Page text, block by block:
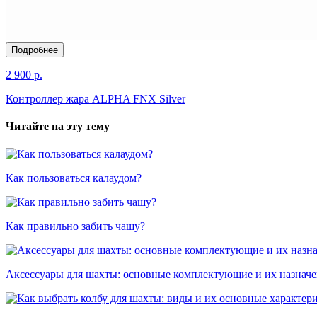
Подробнее
2 900 р.
Контроллер жара ALPHA FNX Silver
Читайте на эту тему
Как пользоваться калаудом?
Как правильно забить чашу?
Аксессуары для шахты: основные комплектующие и их